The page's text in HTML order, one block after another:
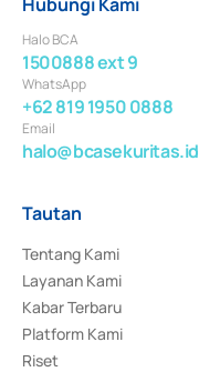
Halo BCA
1500888 ext 9
WhatsApp
+62 819 1950 0888
Email
halo@bcasekuritas.id
Tautan
Tentang Kami
Layanan Kami
Kabar Terbaru
Platform Kami
Riset